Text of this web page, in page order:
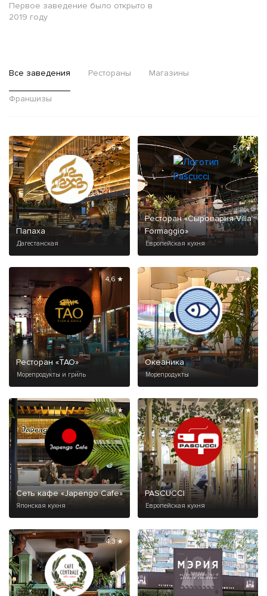
Первое заведение было открыто в
2019 году
Все заведения Рестораны Магазины
Франшизы
Папаха
Дагестанская
5 ★
Ресторан «Сыроварня Villa
Formaggio»
Европейская кухня
5,0 ★
Ресторан «ТАО»
Морепродукты и гриль
4,6 ★
Океаника
Морепродукты
4,7 ★
Сеть кафе «Japengo Cafe»
Японская кухня
4,8 ★
PASCUCCI
Европейская кухня
4,7 ★
4,3 ★ 4,9 ★